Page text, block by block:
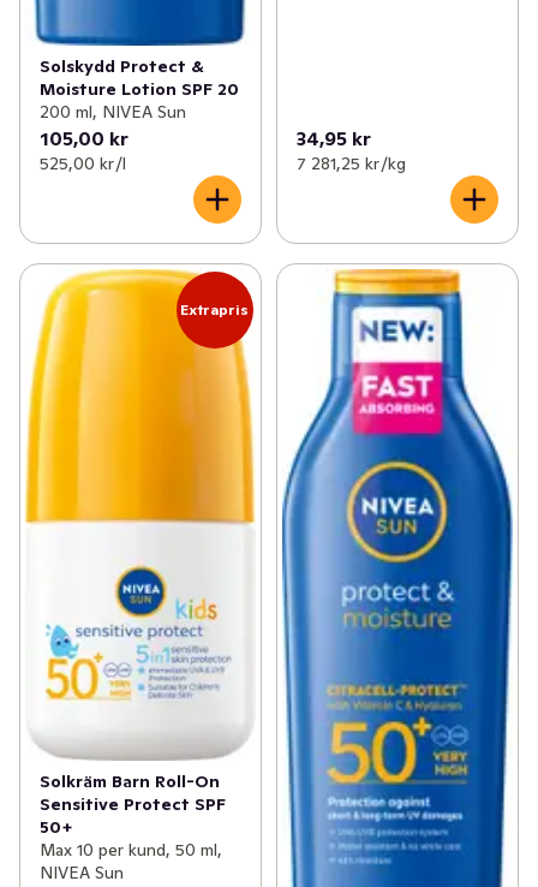
Solskydd Protect &
Moisture Lotion SPF 20
200 ml, NIVEA Sun
105,00 kr
525,00 kr /l
34,95 kr
7 281,25 kr /kg
Extrapris
Solkräm Barn Roll-On
Sensitive Protect SPF
50+
Max 10 per kund, 50 ml,
NIVEA Sun